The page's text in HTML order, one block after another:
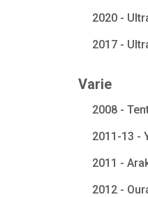
2020 -
2017 -
Varie
2008 -
2011-13 -
2011 -
2012 -